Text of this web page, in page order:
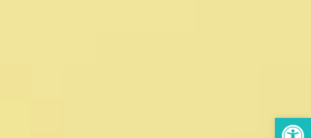
פתח סרגל נגישות